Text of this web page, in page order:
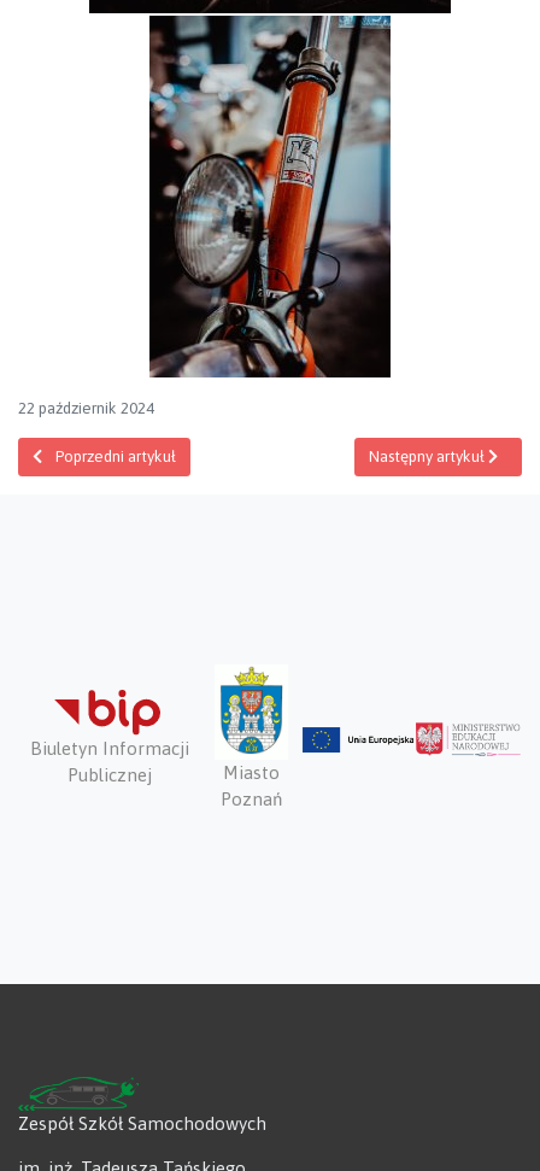
22 październik 2024
Poprzedni artykuł: 11 LISTOPADA
Poprzedni artykuł Następny artykuł:
Następny artykuł
Biuletyn Informacji
Publicznej
Miasto
Poznań
Zespół Szkół Samochodowych